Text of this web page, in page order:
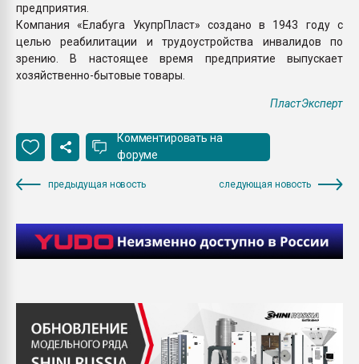
предприятия.
Компания «Елабуга УкупрПласт» создано в 1943 году с
целью реабилитации и трудоустройства инвалидов по
зрению. В настоящее время предприятие выпускает
хозяйственно-бытовые товары.
ПластЭксперт
Комментировать на
форуме
предыдущая новость следующая новость